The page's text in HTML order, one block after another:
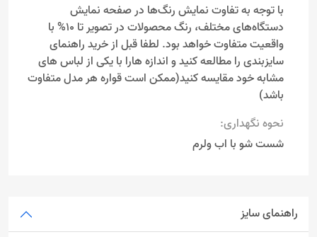
با توجه به تفاوت نمایش رنگ‌ها در صفحه نمایش
دستگاه‌های مختلف، رنگ محصولات در تصویر تا 10% با
واقعیت متفاوت خواهد بود. لطفا قبل از خرید راهنمای
سایزبندی را مطالعه کنید و اندازه هارا با یکی از لباس های
مشابه خود مقایسه کنید(ممکن است قواره هر مدل متفاوت
باشد)
نحوه نگهداری:
شست شو با اب ولرم
راهنمای سایز